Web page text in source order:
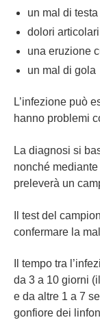
un mal di testa
dolori articolari
una eruzione
un mal di gola
L’infezione può
hanno problemi
La diagnosi si
nonché
preleverà un
Il test del
confermare la
Il tempo tra
da 3 a 10 giorni
e da altre 1 a 7
gonfiore dei